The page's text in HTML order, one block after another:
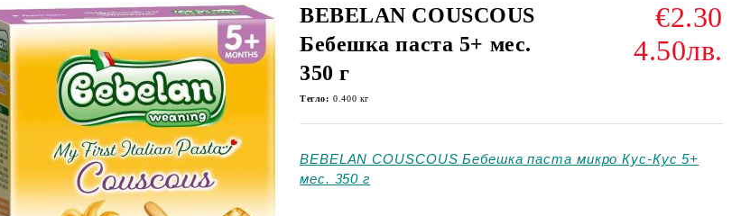
BEBELAN COUSCOUS
Бебешка паста 5+ мес.
350 г
€2.30
4.50лв.
Тегло: 0.400 кг
BEBELAN COUSCOUS Бебешка паста микро Кус-Кус 5+
мес. 350 г